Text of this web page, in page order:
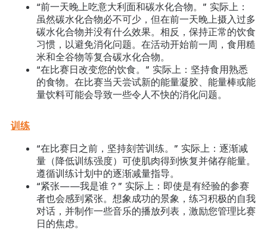
“前一天晚上吃意大利面和碳水化合物。” 实际上：
虽然碳水化合物必不可少，但在前一天晚上摄入过多
碳水化合物并没有什么效果。相反，保持正常的饮食
习惯，以避免消化问题。在活动开始前一周，食用糙
米和全谷物等复合碳水化合物。
“在比赛日改变您的饮食。” 实际上：坚持食用熟悉
的食物。在比赛当天尝试新的能量凝胶、能量棒或能
量饮料可能会导致一些令人不快的消化问题。
训练
“在比赛日之前，坚持刻苦训练。” 实际上：逐渐减
量（降低训练强度）可使肌肉得到恢复并储存能量。
遵循训练计划中的逐渐减量指导。
“紧张——我是谁？” 实际上：即使是有经验的参赛
者也会感到紧张。想象成功的景象，练习积极的自我
对话，并制作一些音乐的播放列表，激励您管理比赛
日的焦虑。